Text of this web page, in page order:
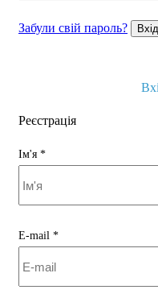
манган
Забули свій пароль? Вхід
Реєстрація
Ім'я *
E-mail *